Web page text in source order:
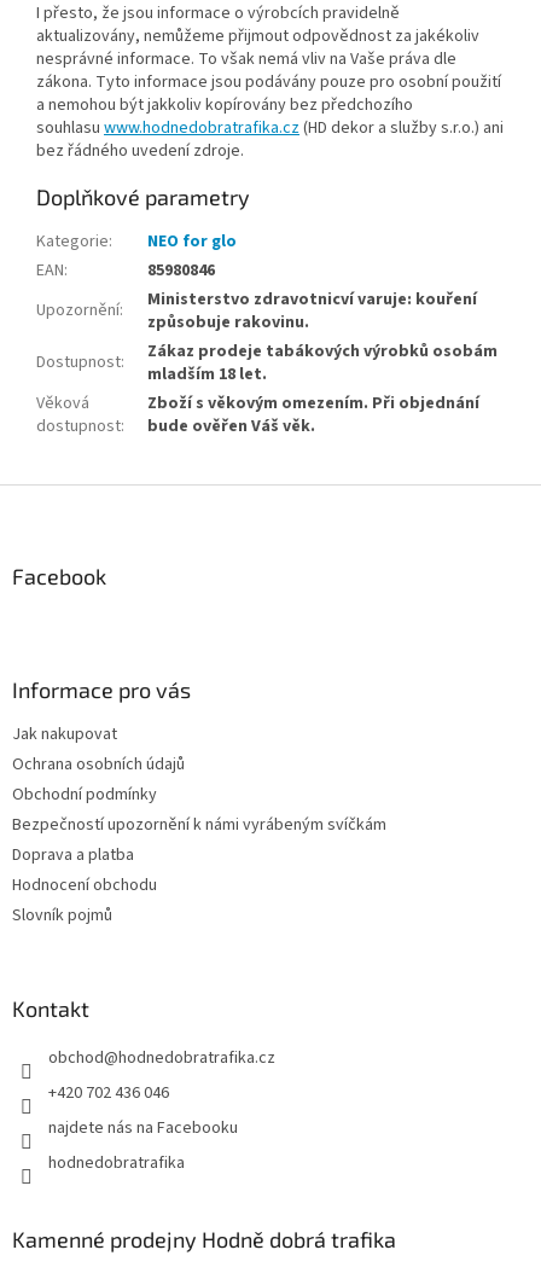
I přesto, že jsou informace o výrobcích pravidelně
aktualizovány, nemůžeme přijmout odpovědnost za jakékoliv
nesprávné informace. To však nemá vliv na Vaše práva dle
zákona. Tyto informace jsou podávány pouze pro osobní použití
a nemohou být jakkoliv kopírovány bez předchozího
souhlasu www.hodnedobratrafika.cz(HD dekor a služby s.r.o.) ani
bez řádného uvedení zdroje.
Doplňkové parametry
Kategorie:
NEO for glo
EAN:
85980846
Upozornění:
Ministerstvo zdravotnicví varuje: kouření
způsobuje rakovinu.
Dostupnost:
Zákaz prodeje tabákových výrobků osobám
mladším 18 let.
Věková
dostupnost:
Zboží s věkovým omezením. Při objednání
bude ověřen Váš věk.
Facebook
Informace pro vás
Jak nakupovat
Ochrana osobních údajů
Obchodní podmínky
Bezpečností upozornění k námi vyrábeným svíčkám
Doprava a platba
Hodnocení obchodu
Slovník pojmů
Kontakt
obchod@hodnedobratrafika.cz
+420 702 436 046
najdete nás na Facebooku
hodnedobratrafika
Kamenné prodejny Hodně dobrá trafika